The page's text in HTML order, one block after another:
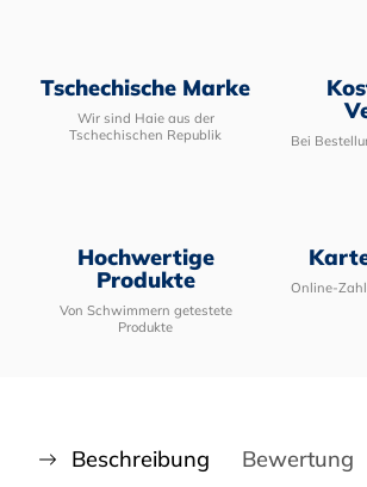
Tschechische Marke
Wir sind Haie aus der
Tschechischen Republik
Bei
Hochwertige
Produkte
Von Schwimmern getestete
Produkte
Online-
Beschreibung Bewertung